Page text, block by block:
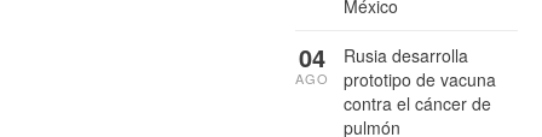
México
Rusia desarrolla
prototipo de vacuna
contra el cáncer de
pulmón
04
AGO